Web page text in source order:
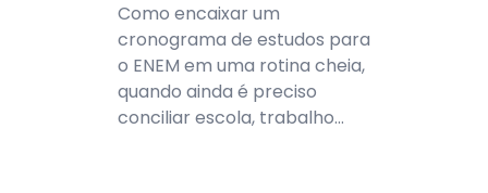
Como encaixar um
cronograma de estudos para
o ENEM em uma rotina cheia,
quando ainda é preciso
conciliar escola, trabalho...